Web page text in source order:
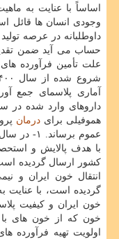
اساساً با عنایت به
وجودی انسان ها قائل
داوطلبانه در عرصه
حساب می آید ضمن
علت تأمین فرآورده
آماری پلاسمای جمع
هموفیلی برایدرمان
با هدف پالایش و
کشور ارسال گردیده
انتقال خون ایران
گردیده است، با عنایت
خون ایران و کیفیت
خون که از خون های با
اولویت تهیه فرآورده